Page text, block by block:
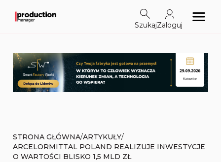
SzukajZaloguj
STRONA GŁÓWNA/ARTYKUŁY/
ARCELORMITTAL POLAND REALIZUJE INWESTYCJE
O WARTOŚCI BLISKO 1,5 MLD ZŁ